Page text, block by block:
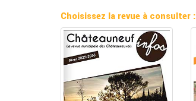
Choisissez la revue à consulter :